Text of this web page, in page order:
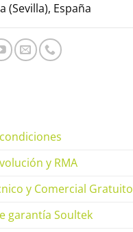
(Sevilla), España
y RMA
y Comercial Gratuito
garantía Soultek